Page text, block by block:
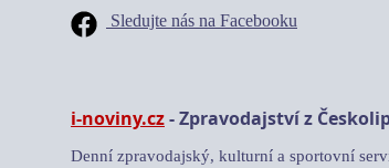
Sledujte nás na Facebooku
i-noviny.cz- Zpravodajství z
Denní zpravodajský, kulturní a sportovní